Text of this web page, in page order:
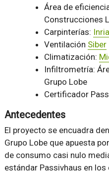
Área de
Construcciones
Carpinterías:
Ventilación Siber
Climatización:
Infiltrometría:
Grupo Lobe
Certificador
Antecedentes
El proyecto se encuadra
Grupo Lobe que apuesta
de consumo casi nulo
estándar Passivhaus en